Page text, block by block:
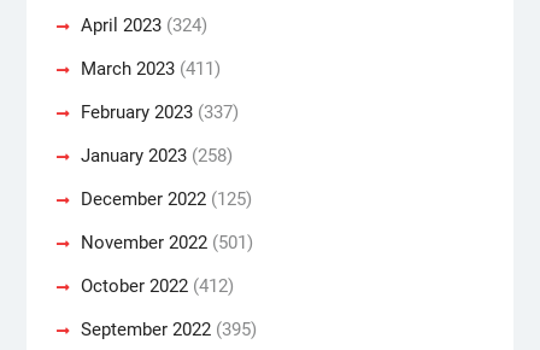
April 2023(324)
March 2023(411)
February 2023(337)
January 2023(258)
December 2022(125)
November 2022(501)
October 2022(412)
September 2022(395)